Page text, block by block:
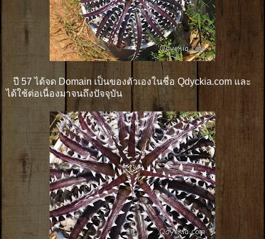
ปี 57 ได้จด Domain เป็นของตัวเองในชื่อ Qdyckia.com และ
ได้ใช้ต่อเนื่องมาจนถึงปัจจุบัน